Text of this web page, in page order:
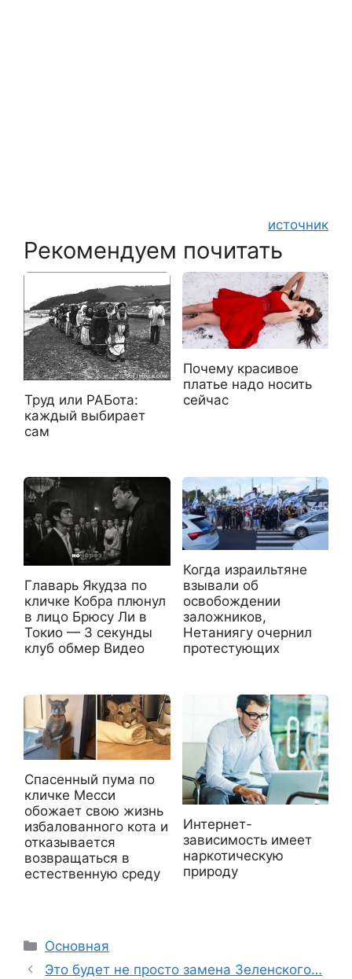
источник
Рекомендуем почитать
Труд или РАБота:
каждый выбирает
сам
Почему красивое
платье надо носить
сейчас
Главарь Якудза по
кличке Кобра плюнул
в лицо Брюсу Ли в
Токио — 3 секунды
клуб обмер Видео
Когда израильтяне
взывали об
освобождении
заложников,
Нетаниягу очернил
протестующих
Спасенный пума по
кличке Месси
обожает свою жизнь
избалованного кота и
отказывается
возвращаться в
естественную среду
Интернет-
зависимость имеет
наркотическую
природу
Рубрики
Основная
Это будет не просто замена Зеленского…